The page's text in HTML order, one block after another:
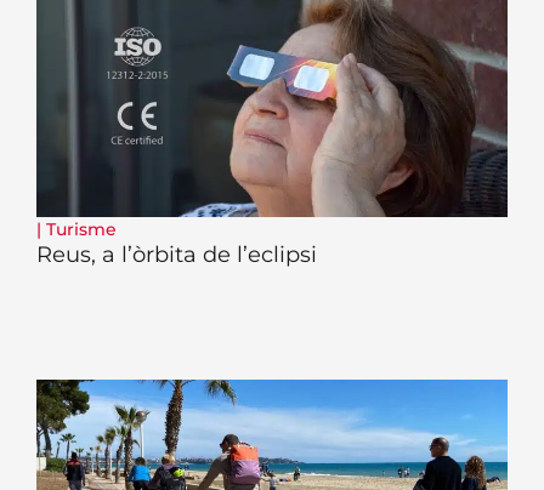
| Turisme
Reus, a l’òrbita de l’eclipsi